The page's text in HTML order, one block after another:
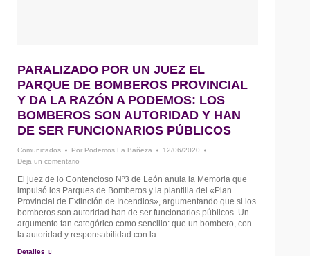
PARALIZADO POR UN JUEZ EL
PARQUE DE BOMBEROS PROVINCIAL
Y DA LA RAZÓN A PODEMOS: LOS
BOMBEROS SON AUTORIDAD Y HAN
DE SER FUNCIONARIOS PÚBLICOS
Comunicados Por Podemos La Bañeza
12/06/2020
Deja un comentario
El juez de lo Contencioso Nº3 de León anula la Memoria que
impulsó los Parques de Bomberos y la plantilla del «Plan
Provincial de Extinción de Incendios», argumentando que si los
bomberos son autoridad han de ser funcionarios públicos. Un
argumento tan categórico como sencillo: que un bombero, con
la autoridad y responsabilidad con la…
Detalles